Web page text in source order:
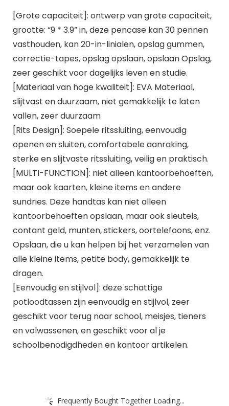
[Grote capaciteit]: ontwerp van grote capaciteit,
grootte: “9 * 3.9” in, deze pencase kan 30 pennen
vasthouden, kan 20-in-linialen, opslag gummen,
correctie-tapes, opslag opslaan, opslaan Opslag,
zeer geschikt voor dagelijks leven en studie.
[Materiaal van hoge kwaliteit]: EVA Materiaal,
slijtvast en duurzaam, niet gemakkelijk te laten
vallen, zeer duurzaam
[Rits Design]: Soepele ritssluiting, eenvoudig
openen en sluiten, comfortabele aanraking,
sterke en slijtvaste ritssluiting, veilig en praktisch.
[MULTI-FUNCTION]: niet alleen kantoorbehoeften,
maar ook kaarten, kleine items en andere
sundries. Deze handtas kan niet alleen
kantoorbehoeften opslaan, maar ook sleutels,
contant geld, munten, stickers, oortelefoons, enz.
Opslaan, die u kan helpen bij het verzamelen van
alle kleine items, petite body, gemakkelijk te
dragen.
[Eenvoudig en stijlvol]: deze schattige
potloodtassen zijn eenvoudig en stijlvol, zeer
geschikt voor terug naar school, meisjes, tieners
en volwassenen, en geschikt voor al je
schoolbenodigdheden en kantoor artikelen.
Frequently Bought Together Loading...